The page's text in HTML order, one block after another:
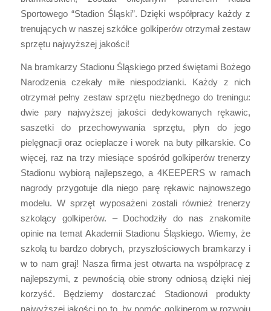
Sportowego “Stadion Śląski”. Dzięki współpracy każdy z
trenujących w naszej szkółce golkiperów otrzymał zestaw
sprzętu najwyższej jakości!
Na bramkarzy Stadionu Śląskiego przed świętami Bożego
Narodzenia czekały miłe niespodzianki. Każdy z nich
otrzymał pełny zestaw sprzętu niezbędnego do treningu:
dwie pary najwyższej jakości dedykowanych rękawic,
saszetki do przechowywania sprzętu, płyn do jego
pielęgnacji oraz ocieplacze i worek na buty piłkarskie. Co
więcej, raz na trzy miesiące spośród golkiperów trenerzy
Stadionu wybiorą najlepszego, a 4KEEPERS w ramach
nagrody przygotuje dla niego parę rękawic najnowszego
modelu. W sprzęt wyposażeni zostali również trenerzy
szkolący golkiperów. – Dochodziły do nas znakomite
opinie na temat Akademii Stadionu Śląskiego. Wiemy, że
szkolą tu bardzo dobrych, przyszłościowych bramkarzy i
w to nam graj! Nasza firma jest otwarta na współpracę z
najlepszymi, z pewnością obie strony odniosą dzięki niej
korzyść. Będziemy dostarczać Stadionowi produkty
najwyższej jakości po to, by pomóc golkiperom w rozwoju